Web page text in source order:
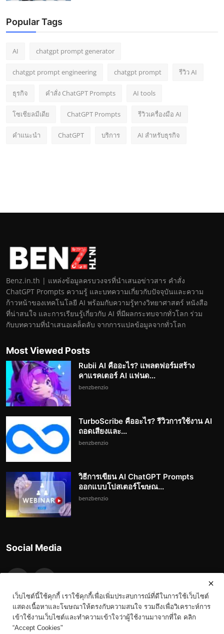
Popular Tags
AI chatgpt prompt generator
chatgpt prompt engineering chatgpt prompt รีวิว AI
ธุรกิจ คำสั่ง ChatGPT Prompts AI tools
โซเชียลมีเดีย ChatGPT Prompts รีวิวเครื่องมือ AI
คำแนะนำ ChatGPT บริการ AI สำหรับธุรกิจ
Benz.in.th | แหล่งข้อมูลครบวงจรที่นำเสนอข่าวสาร คำสั่ง
ChatGPT Prompts ความรู้ และบทความเกี่ยวกับปัจจุบันและความ
ก้าวหน้าของเทคโนโลยี AI พร้อมกับความรู้ทางวิทยาศาสตร์ หนังสือ
ที่น่าสนใจ และการเรียนรู้เกี่ยวกับ AI ที่มีผลกระทบจากทั่วโลก ร่วม
กับบทความที่นำเสนอเคล็ดลับ จากการแปลข้อมูลจากทั่วโลก
Most Viewed Posts
Rubii AI คืออะไร? แพลตฟอร์มสร้าง
คาแรคเตอร์ AI แฟนด...
benzbenzio
TurboScribe คืออะไร? รีวิวการใช้งาน AI
ถอดเสียงและ...
benzbenzio
วิธีการเขียน AI ChatGPT Prompts
ออกแบบโปสเตอร์โฆษณ...
benzbenzio
Social Media
เว็บไซต์นี้ใช้คุกกี้ เราใช้คุกกี้เพื่อเพิ่มประสบการณ์ที่ดีในการใช้เว็บไซต์
แสดงเนื้อหาและโฆษณาให้ตรงกับความสนใจ รวมถึงเพื่อวิเคราะห์การ
เข้าใช้งานเว็บไซต์และทำความเข้าใจว่าผู้ใช้งานมาจากที่ใด คลิก
“Accept Cookies"